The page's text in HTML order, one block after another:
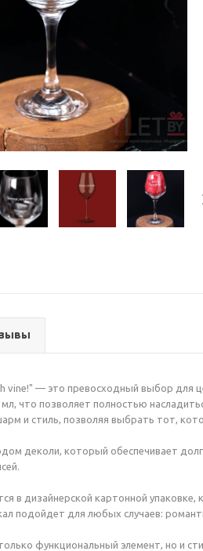
vine!" — это превосходный выбор для
что позволяет полностью
и стиль, позволяя выбрать тот,
деколи, который обеспечивает
в дизайнерской картонной
подойдет для любых случаев:
функциональный элемент, но и